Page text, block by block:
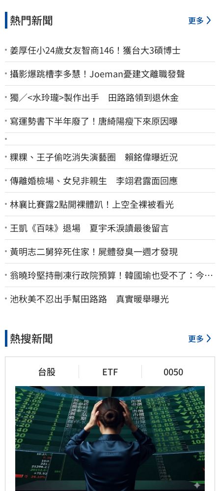
熱門新聞 更多
姜厚任小24歲女友智商146！獲台大3碩博士
攝影爆跳槽李多慧！Joeman憂建文離職發聲
獨／<水玲瓏>製作出手 田路路領到退休金
寫運勢書下半年廢了！唐綺陽瘦下來原因曝
粿粿、王子偷吃消失演藝圈 賴銘偉曝近況
傳離婚檢場、女兒非親生 李翊君露面回應
林襄比賽露2點開裸體趴！上空全裸被看光
王凱《百味》退場 夏宇禾淚讀最後留言
黃明志二舅猝死住家！屍體發臭一週才發現
翁曉玲堅持刪凍行政院預算！韓國瑜也受不了：今年
剩4個月你思考一下
池秋美不忍出手幫田路路 真實暖舉曝光
熱搜新聞 更多
台股 ETF 0050